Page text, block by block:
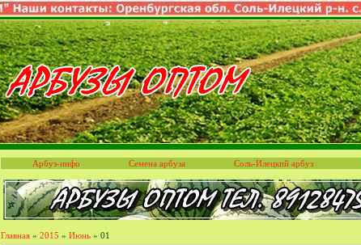
Арбуз-инфо Семена арбуза Соль-Илецкий арбуз
Главная » 2015 » Июнь » 01